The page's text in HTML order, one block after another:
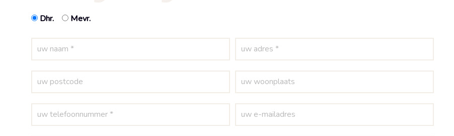
Dhr. Mevr.